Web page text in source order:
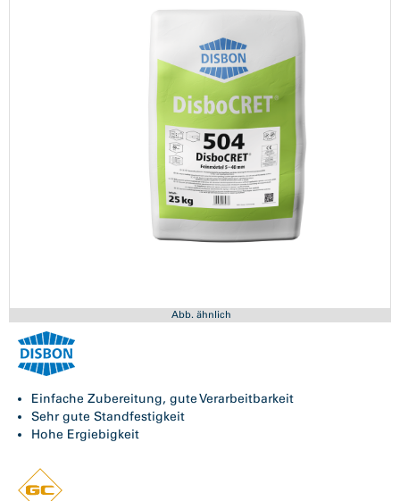
Abb. ähnlich
Einfache Zubereitung, gute Verarbeitbarkeit
Sehr gute Standfestigkeit
Hohe Ergiebigkeit